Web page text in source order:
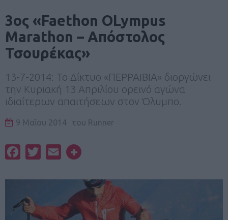
3ος «Faethon OLympus
Marathon – Απόστολος
Τσουρέκας»
13-7-2014: Το Δίκτυο «ΠΕΡΡΑΙΒΙΑ» διοργώνει
την Κυριακή 13 Απριλίου ορεινό αγώνα
ιδιαίτερων απαιτήσεων στον Όλυμπο.
9 Μαΐου 2014 του Runner
FacebookTwitterEmail